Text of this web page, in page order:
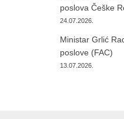
poslova Češke
24.07.2026.
Ministar Grlić
poslove (FAC)
13.07.2026.